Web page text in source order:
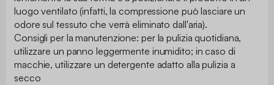
luogo ventilato (infatti, la compressione può lasciare un
odore sul tessuto che verrà eliminato dall'aria).
Consigli per la manutenzione: per la pulizia quotidiana,
utilizzare un panno leggermente inumidito; in caso di
macchie, utilizzare un detergente adatto alla pulizia a
secco